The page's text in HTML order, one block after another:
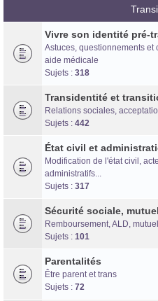
Trans District
Forum d'information sur les
Vivre son identité pré-
Astuces, questionnements
aide médicale
Sujets : 318
Transidentité et
Relations sociales,
Sujets : 442
État civil et
Modification de l'état civil,
administratifs...
Sujets : 317
Sécurité sociale,
Remboursement, ALD,
Sujets : 101
Parentalités
Être parent et trans
Sujets : 72